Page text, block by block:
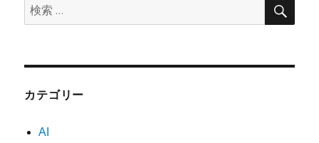
検
索:
カテゴリー
AI